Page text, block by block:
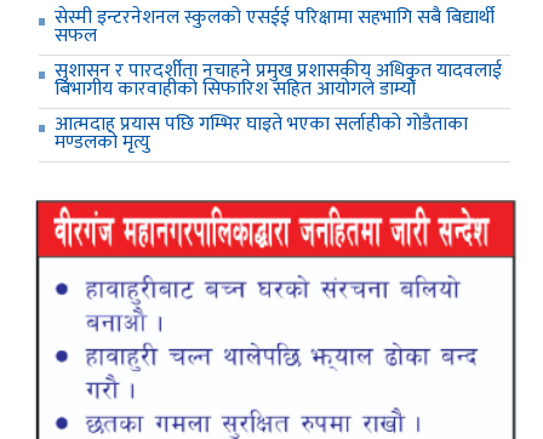
सेस्मी इन्टरनेशनल स्कुलको एसईई परिक्षामा सहभागि सबै बिद्यार्थी
सफल
सुशासन र पारदर्शीता नचाहने प्रमुख प्रशासकीय अधिकृत यादवलाई
बिभागीय कारवाहीको सिफारिश सहित आयोगले डाम्यो
आत्मदाह प्रयास पछि गम्भिर घाइते भएका सर्लाहीको गोडैताका
मण्डलको मृत्यु